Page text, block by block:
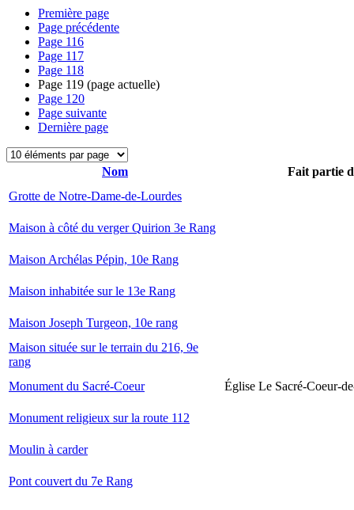
Première page
Page précédente
Page 116
Page 117
Page 118
Page 119 (page actuelle)
Page 120
Page suivante
Dernière page
Nom
Fait partie
Grotte de Notre-Dame-de-Lourdes
Maison à côté du verger Quirion 3e Rang
Maison Archélas Pépin, 10e Rang
Maison inhabitée sur le 13e Rang
Maison Joseph Turgeon, 10e rang
Maison située sur le terrain du 216, 9e
rang
Monument du Sacré-Coeur
Église Le Sacré-Coeur-
Monument religieux sur la route 112
Moulin à carder
Pont couvert du 7e Rang